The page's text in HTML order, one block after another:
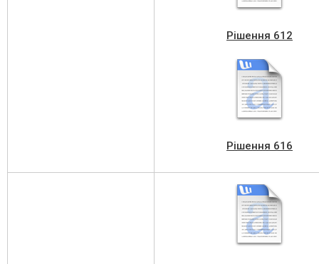
Рішення 612
Рішення 616